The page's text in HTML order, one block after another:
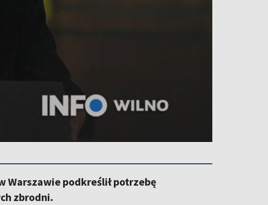
Warszawie podkreślił potrzebę
zbrodni.